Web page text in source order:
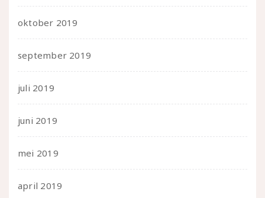
oktober 2019
september 2019
juli 2019
juni 2019
mei 2019
april 2019